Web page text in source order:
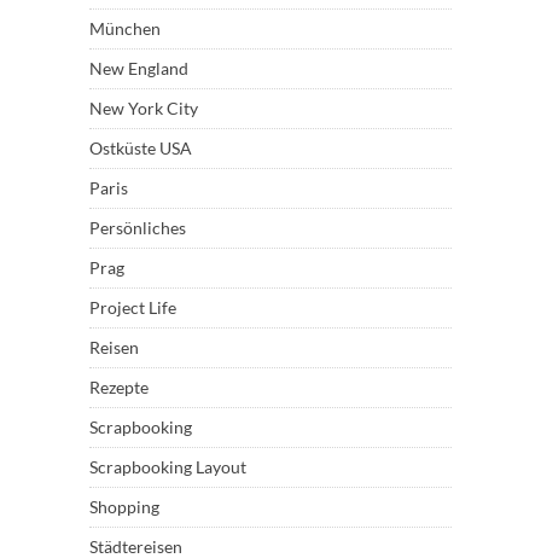
München
New England
New York City
Ostküste USA
Paris
Persönliches
Prag
Project Life
Reisen
Rezepte
Scrapbooking
Scrapbooking Layout
Shopping
Städtereisen